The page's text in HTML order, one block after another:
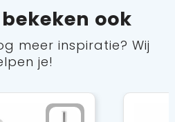
ook
meer inspiratie? Wij
je!